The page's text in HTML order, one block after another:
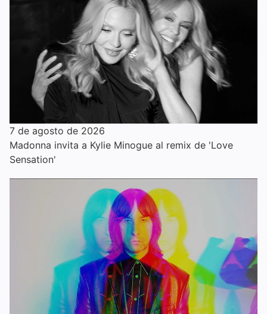
7 de agosto de 2026
Madonna invita a Kylie Minogue al remix de 'Love
Sensation'